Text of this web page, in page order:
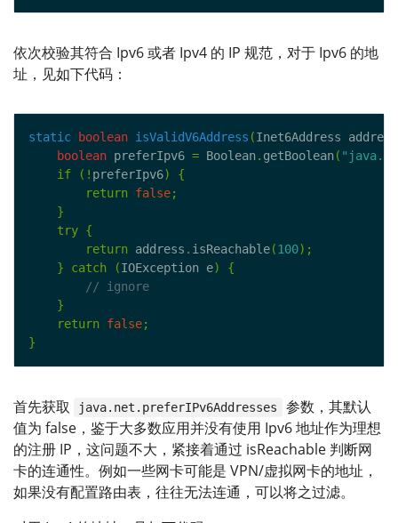
依次校验其符合 Ipv6 或者 Ipv4 的 IP 规范，对于 Ipv6 的地
址，见如下代码：
static boolean isValidV6Address (Inet6Address address
boolean preferIpv6 = Boolean. getBoolean(
if
(! preferIpv6)
{
return
false;
}
try {
return address . isReachable(100);
}
catch (IOException e)
{
}
return
false;
}
首先获取 java.net.preferIPv6Addresses
参数，其默认
值为 false，鉴于大多数应用并没有使用 Ipv6 地址作为理想
的注册 IP，这问题不大，紧接着通过 isReachable 判断网
卡的连通性。例如一些网卡可能是 VPN/虚拟网卡的地址，
如果没有配置路由表，往往无法连通，可以将之过滤。